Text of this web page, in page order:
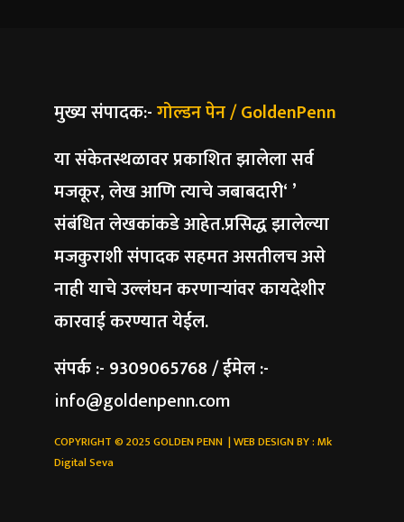
मुख्य संपादक:-गोल्डन पेन / GoldenPenn
या संकेतस्थळावर प्रकाशित झालेला सर्व
मजकूर, लेख आणि त्याचे जबाबदारी‘ ’
संबंधित लेखकांकडे आहेत.प्रसिद्ध झालेल्या
मजकुराशी संपादक सहमत असतीलच असे
नाही याचे उल्लंघन करणाऱ्यांवर कायदेशीर
कारवाई करण्यात येईल.
संपर्क :- 9309065768 / ईमेल :-
info@goldenpenn.com
COPYRIGHT © 2025 GOLDEN PENN | WEB DESIGN BY :Mk
Digital Seva